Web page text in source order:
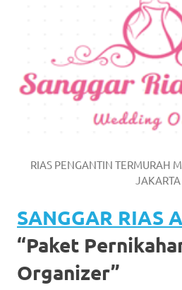
these
guys
https://
here
replica
RIAS PENGANTIN TERMURAH
JAKARTA
SANGGAR RIAS
“Paket
Organizer”